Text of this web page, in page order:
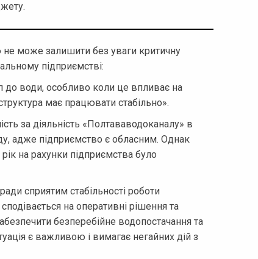
може залишити без уваги критичну
підприємстві:
до води, особливо коли це впливає на
має працювати стабільно».
за діяльність «Полтававодоканалу» в
адже підприємство є обласним. Однак
на рахунки підприємства було
сприятим стабільності роботи
на оперативні рішення та
безперебійне водопостачання та
є важливою і вимагає негайних дій з